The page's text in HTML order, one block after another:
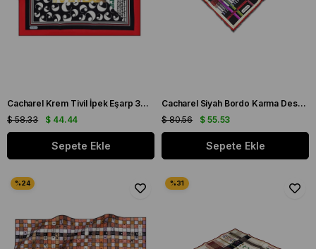
Cacharel Krem Tivil İpek Eşarp 37080 Kırmızı Siyah Karışık Desen
$ 44.44
$ 58.33
Sepete Ekle
Cacharel Siyah Bordo Karma Desen Tivil İpek Eşarp 8848313 - 913
$ 55.53
$ 80.56
Sepete Ekle